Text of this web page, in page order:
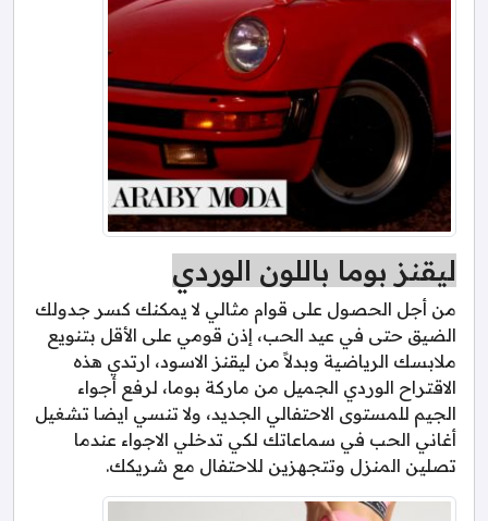
ليقنز بوما باللون الوردي
من أجل الحصول على قوام مثالي لا يمكنك كسر جدولك
الضيق حتى في عيد الحب، إذن قومي على الأقل بتنويع
ملابسك الرياضية وبدلاً من ليقنز الاسود، ارتدي هذه
الاقتراح الوردي الجميل من ماركة بوما، لرفع أجواء
الجيم للمستوى الاحتفالي الجديد، ولا تنسي ايضا تشغيل
أغاني الحب في سماعاتك لكي تدخلي الاجواء عندما
تصلين المنزل وتتجهزين للاحتفال مع شريكك.